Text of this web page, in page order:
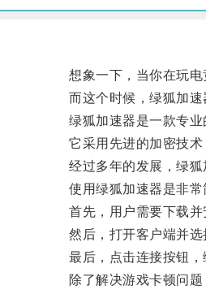
想象一下，当你在玩电
而这个时候，绿狐加速
绿狐加速器是一款专业
它采用先进的加密技术
经过多年的发展，绿狐
使用绿狐加速器是非常
首先，用户需要下载并
然后，打开客户端并选
最后，点击连接按钮，
除了解决游戏卡顿问题